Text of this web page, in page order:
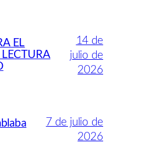
EL
14 de
julio de
2026
7 de julio de
2026